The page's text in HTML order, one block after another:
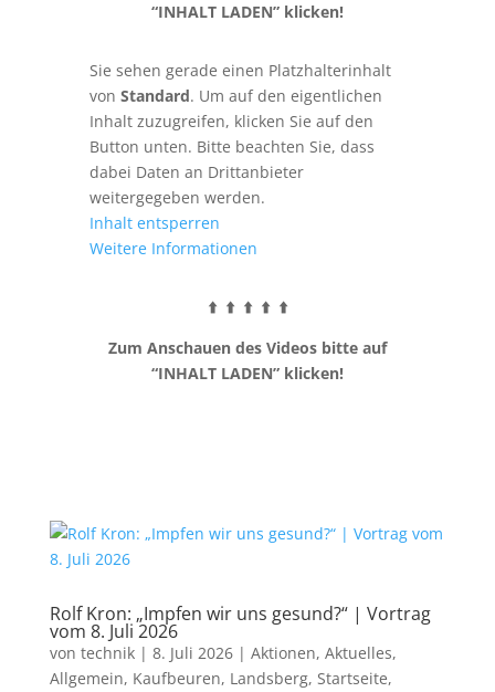
“INHALT LADEN” klicken!
Sie sehen gerade einen Platzhalterinhalt
von Standard. Um auf den eigentlichen
Inhalt zuzugreifen, klicken Sie auf den
Button unten. Bitte beachten Sie, dass
dabei Daten an Drittanbieter
weitergegeben werden.
Inhalt entsperren
Weitere Informationen
⬆️ ⬆️ ⬆️ ⬆️ ⬆️
Zum Anschauen des Videos bitte auf
“INHALT LADEN” klicken!
Rolf Kron: „Impfen wir uns gesund?“ | Vortrag
vom 8. Juli 2026
von technik| 8. Juli 2026| Aktionen, Aktuelles,
Allgemein, Kaufbeuren, Landsberg, Startseite,